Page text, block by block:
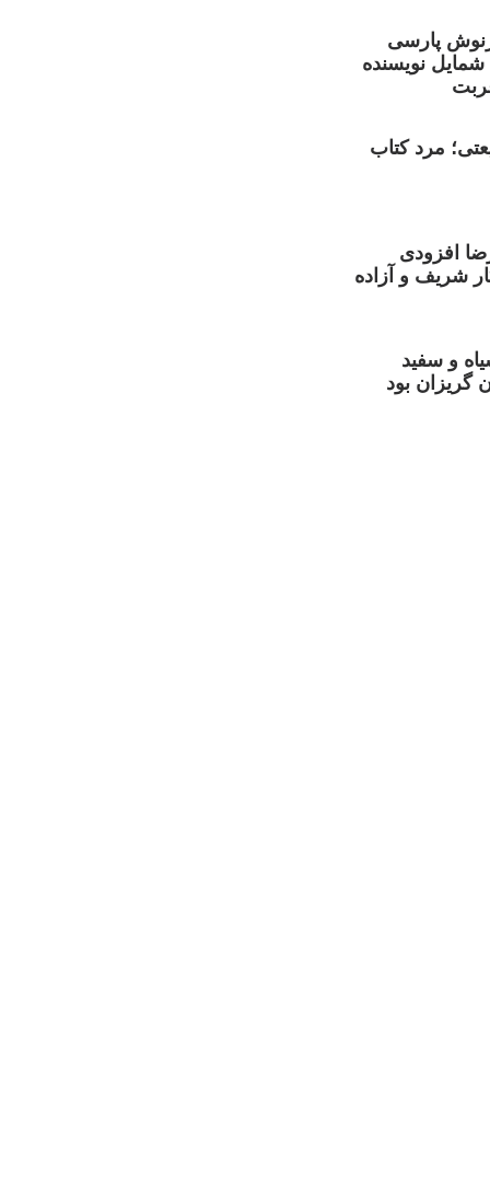
پارسی
شمایل نویسنده
مرد کتاب
افزودی
شریف و آزاده
و سفید
گریزان بود